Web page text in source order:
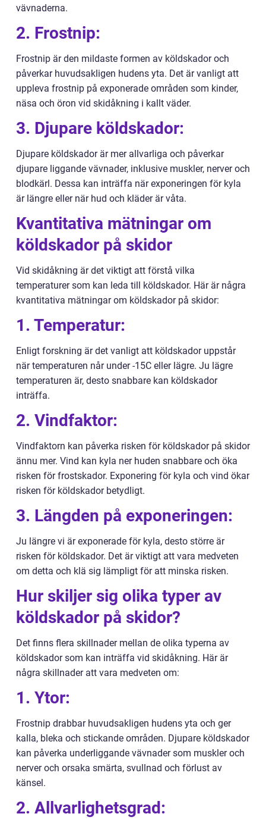
vävnaderna.
2. Frostnip:
Frostnip är den mildaste formen av köldskador och
påverkar huvudsakligen hudens yta. Det är vanligt att
uppleva frostnip på exponerade områden som kinder,
näsa och öron vid skidåkning i kallt väder.
3. Djupare köldskador:
Djupare köldskador är mer allvarliga och påverkar
djupare liggande vävnader, inklusive muskler, nerver och
blodkärl. Dessa kan inträffa när exponeringen för kyla
är längre eller när hud och kläder är våta.
Kvantitativa mätningar om
köldskador på skidor
Vid skidåkning är det viktigt att förstå vilka
temperaturer som kan leda till köldskador. Här är några
kvantitativa mätningar om köldskador på skidor:
1. Temperatur:
Enligt forskning är det vanligt att köldskador uppstår
när temperaturen når under -15C eller lägre. Ju lägre
temperaturen är, desto snabbare kan köldskador
inträffa.
2. Vindfaktor:
Vindfaktorn kan påverka risken för köldskador på skidor
ännu mer. Vind kan kyla ner huden snabbare och öka
risken för frostskador. Exponering för kyla och vind ökar
risken för köldskador betydligt.
3. Längden på exponeringen:
Ju längre vi är exponerade för kyla, desto större är
risken för köldskador. Det är viktigt att vara medveten
om detta och klä sig lämpligt för att minska risken.
Hur skiljer sig olika typer av
köldskador på skidor?
Det finns flera skillnader mellan de olika typerna av
köldskador som kan inträffa vid skidåkning. Här är
några skillnader att vara medveten om:
1. Ytor:
Frostnip drabbar huvudsakligen hudens yta och ger
kalla, bleka och stickande områden. Djupare köldskador
kan påverka underliggande vävnader som muskler och
nerver och orsaka smärta, svullnad och förlust av
känsel.
2. Allvarlighetsgrad: